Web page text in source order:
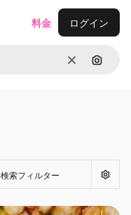
消去 画像で
料金 ログイン
検索フィルター